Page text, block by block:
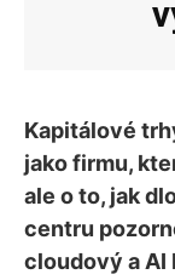
Kapitálové
jako firmu,
ale o to, jak
centru
cloudový a AI